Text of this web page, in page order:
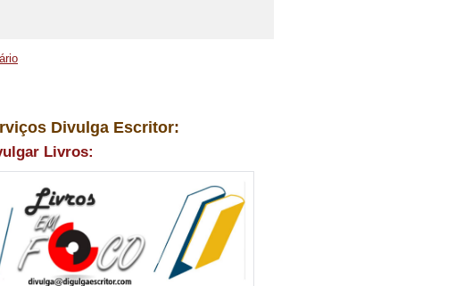
Divulga Escritor:
Livros: